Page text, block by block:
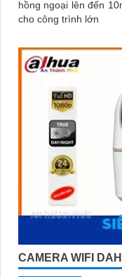
hồng ngoại lên đến 10m. Sử dụng ứng dụng IP Wifi, phù
cho công trình lớn
CAMERA WIFI